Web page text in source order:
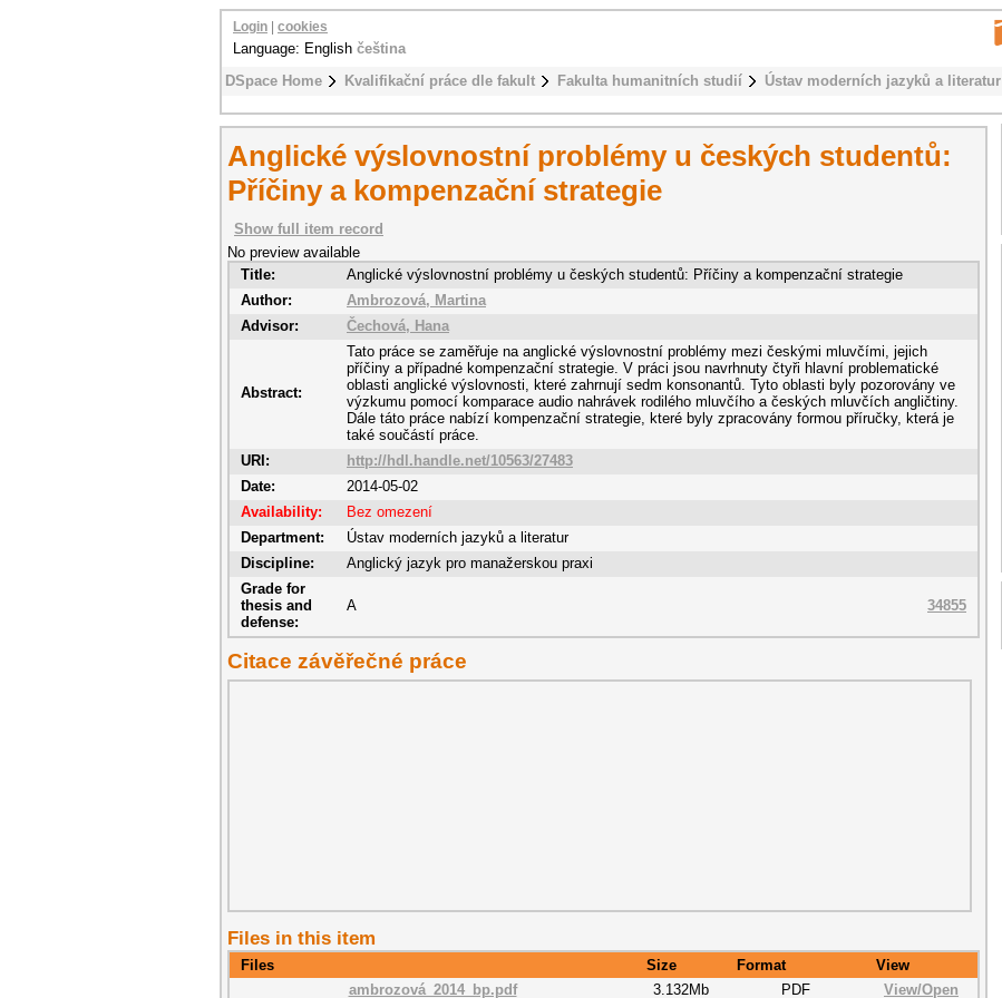
DSpace Home Kvalifikační práce dle fakult Fakulta humanitních studií Ústav moderních jazyků a literatur
Login cookies
Language: English čeština
Anglické výslovnostní problémy u českých studentů:
Příčiny a kompenzační strategie
Show full item record
No preview available
Title:
Anglické výslovnostní problémy u českých studentů: Příčiny a kompenzační strategie
Author:
Ambrozová, Martina
Advisor:
Čechová, Hana
Abstract:
Tato práce se zaměřuje na anglické výslovnostní problémy mezi českými mluvčími, jejich
příčiny a případné kompenzační strategie. V práci jsou navrhnuty čtyři hlavní problematické
oblasti anglické výslovnosti, které zahrnují sedm konsonantů. Tyto oblasti byly pozorovány ve
výzkumu pomocí komparace audio nahrávek rodilého mluvčího a českých mluvčích angličtiny.
Dále táto práce nabízí kompenzační strategie, které byly zpracovány formou příručky, která je
také součástí práce.
URI:
http://hdl.handle.net/10563/27483
Date:
2014-05-02
Availability:
Bez omezení
Department:
Ústav moderních jazyků a literatur
Discipline:
Anglický jazyk pro manažerskou praxi
Grade for
thesis and
defense:
A 34855
Citace závěřečné práce
Files in this item
Files Size Format
View
ambrozová_2014_bp.pdf
3.132Mb PDF View/Open